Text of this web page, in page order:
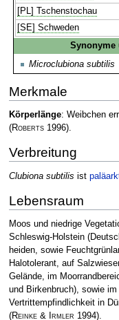
[PL] Tschenstochau
[SE] Schweden
Synonyme
Microclubiona subtilis
Merkmale
Körperlänge: Weibchen
(Roberts1996).
Verbreitung
Clubiona subtilis ist
Lebensraum
Moos und niedrige
Schleswig-Holstein
heiden, sowie
Halotolerant, auf
Gelände, im
und Birkenbruch), sowie
Vertrittempfindlichkeit in
(Reinke & Irmler 1994).